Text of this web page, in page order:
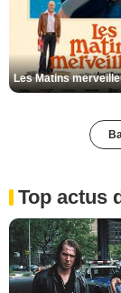
Top actus